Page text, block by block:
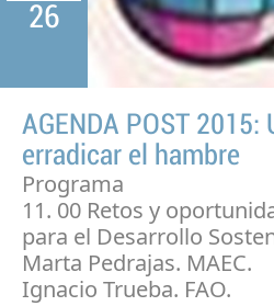
26
AGENDA POST
erradicar el hambre
Programa
11. 00 Retos y
para el Desarrollo
Marta Pedrajas. MAEC.
Ignacio Trueba. FAO.